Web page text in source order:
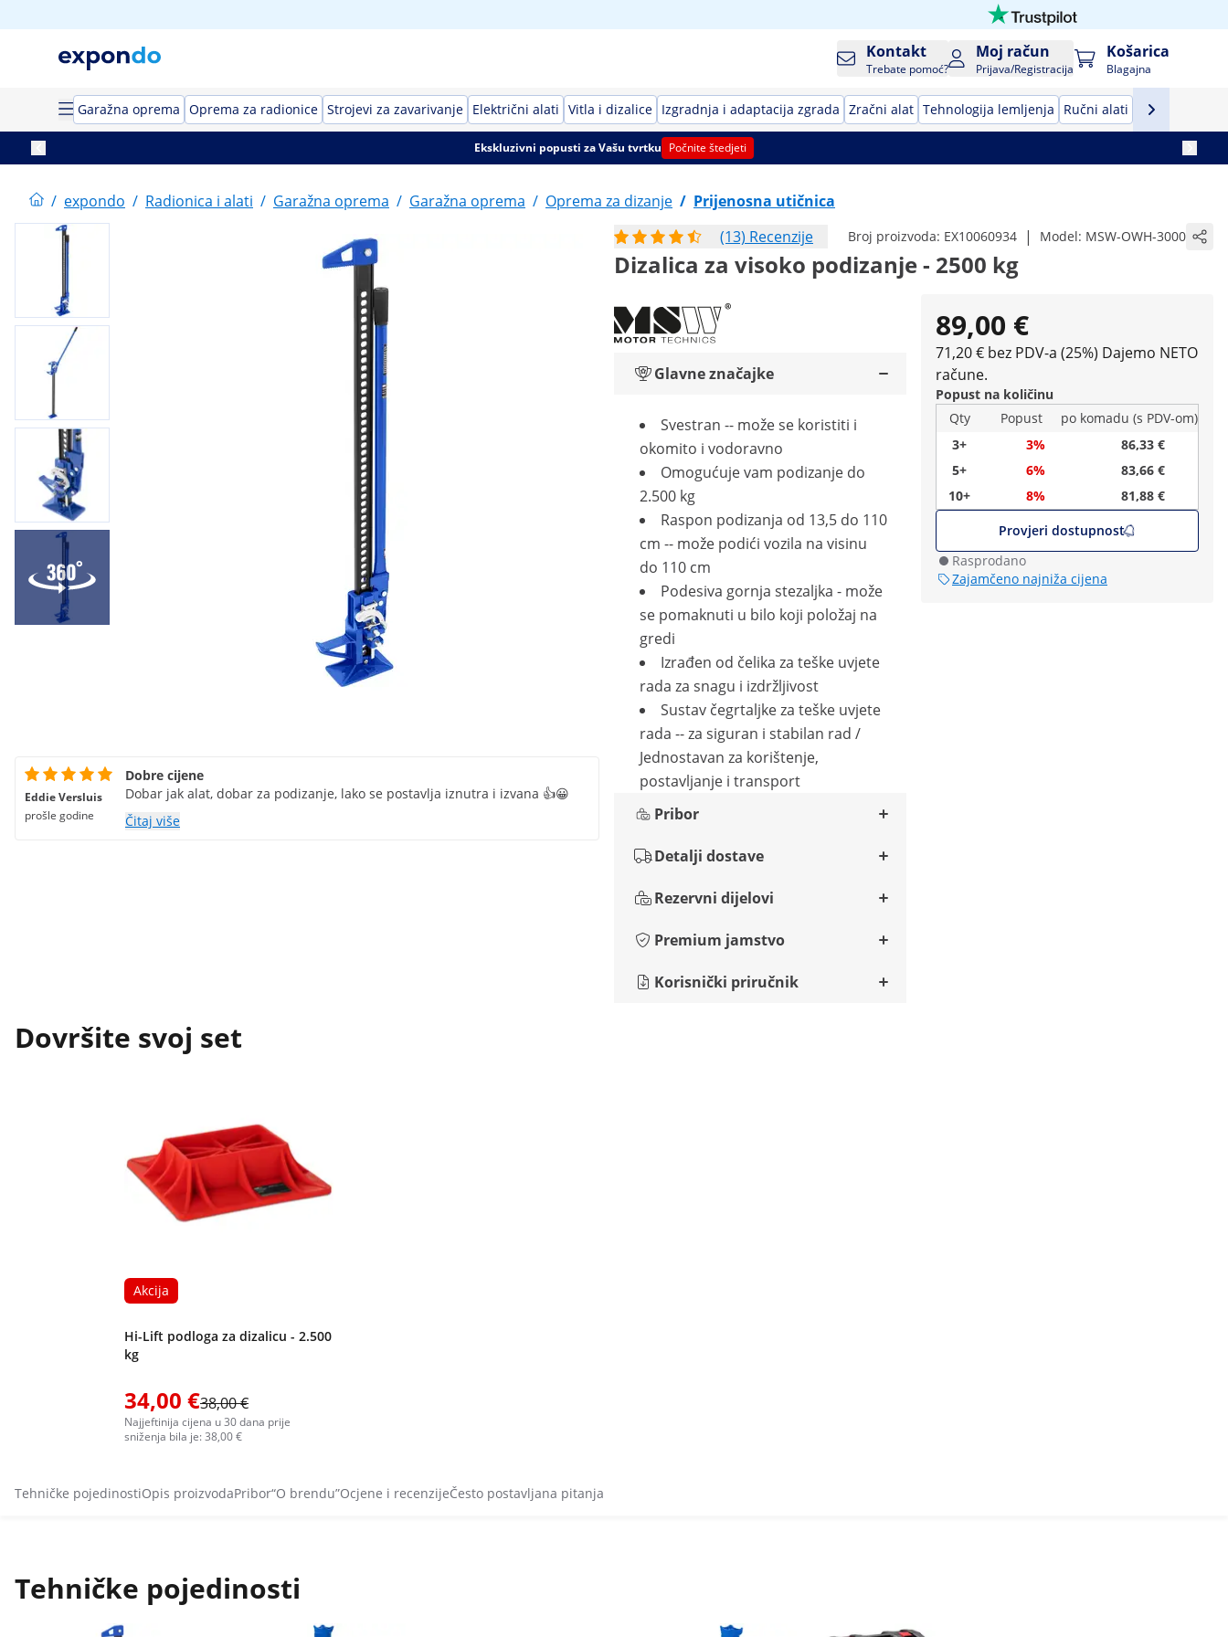
Kontakt
Trebate pomoć?
Moj račun
Prijava/Registracija
Košarica
Blagajna
Garažna oprema Oprema za radionice Strojevi za zavarivanje Električni alati Vitla i dizalice Izgradnja i adaptacija zgrada Zračni alat Tehnologija lemljenja Ručni alati Oprema za
Ekskluzivni popusti za Vašu tvrtku Počnite štedjeti
/ expondo / Radionica i alati / Garažna oprema / Garažna oprema / Oprema za dizanje / Prijenosna utičnica
(13) Recenzije
Broj proizvoda: EX10060934 | Model: MSW-OWH-3000
Dizalica za visoko podizanje - 2500 kg
89,00 €
71,20 € bez PDV-a (25%) Dajemo NETO
račune.
Popust na količinu
Qty
Popust
po komadu (s PDV-om)
3+
3%
86,33 €
5+
6%
83,66 €
10+
8%
81,88 €
Provjeri dostupnost
Rasprodano
Zajamčeno najniža cijena
Glavne značajke
Svestran -- može se koristiti i
okomito i vodoravno
Omogućuje vam podizanje do
2.500 kg
Raspon podizanja od 13,5 do 110
cm -- može podići vozila na visinu
do 110 cm
Podesiva gornja stezaljka - može
se pomaknuti u bilo koji položaj na
gredi
Izrađen od čelika za teške uvjete
rada za snagu i izdržljivost
Sustav čegrtaljke za teške uvjete
rada -- za siguran i stabilan rad /
Jednostavan za korištenje,
postavljanje i transport
Pribor
Detalji dostave
Rezervni dijelovi
Premium jamstvo
Korisnički priručnik
Eddie Versluis
prošle godine
Dobre cijene
Dobar jak alat, dobar za podizanje, lako se postavlja iznutra i izvana 👍😀
Čitaj više
Dovršite svoj set
Akcija
Hi-Lift podloga za dizalicu - 2.500
kg
34,00 €38,00 €
Najjeftinija cijena u 30 dana prije
sniženja bila je: 38,00 €
Tehničke pojedinostiOpis proizvodaPribor“O brendu”Ocjene i recenzijeČesto postavljana pitanja
Tehničke pojedinosti